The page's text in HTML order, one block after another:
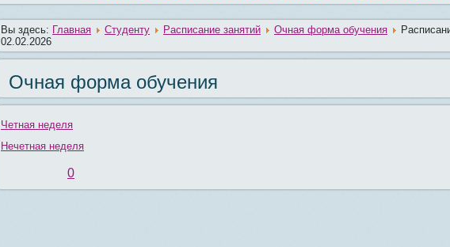
Вы здесь: Главная Студенту Расписание занятий Очная форма обучения
02.02.2026
Очная форма обучения
Четная неделя
Нечетная неделя
0